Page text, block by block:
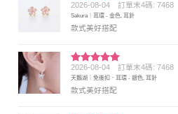
評分5 滿
分 5
2026-08-04 訂單末4碼: 7468
Sakura｜耳環 - 金色, 耳針
款式美好搭配
評分5 滿
分 5
2026-08-04 訂單末4碼: 7468
天鵝湖｜免後扣．耳環 - 銀色, 耳針
款式美好搭配